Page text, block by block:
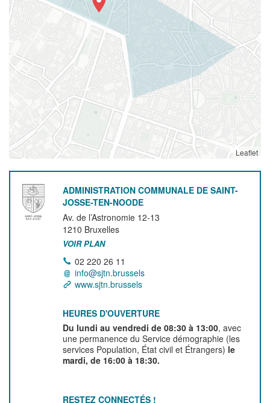
Leaflet
ADMINISTRATION COMMUNALE DE SAINT-
JOSSE-TEN-NOODE
Av. de l’Astronomie 12-13
1210 Bruxelles
VOIR PLAN
02 220 26 11
info@sjtn.brussels
www.sjtn.brussels
HEURES D'OUVERTURE
Du lundi au vendredi de 08:30 à 13:00, avec
une permanence du Service démographie (les
services Population, État civil et Étrangers) le
mardi, de 16:00 à 18:30.
RESTEZ CONNECTÉS !